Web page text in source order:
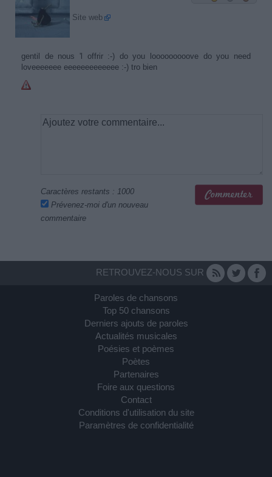
Site web
gentil de nous 'l offrir :-) do you looooooooove do you need
loveeeeeee eeeeeeeeeeeee :-) tro bien
Caractères restants : 1000
Prévenez-moi d'un nouveau
commentaire
RETROUVEZ-NOUS SUR
Paroles de chansons
Top 50 chansons
Derniers ajouts de paroles
Actualités musicales
Poésies et poèmes
Poètes
Partenaires
Foire aux questions
Contact
Conditions d'utilisation du site
Paramètres de confidentialité